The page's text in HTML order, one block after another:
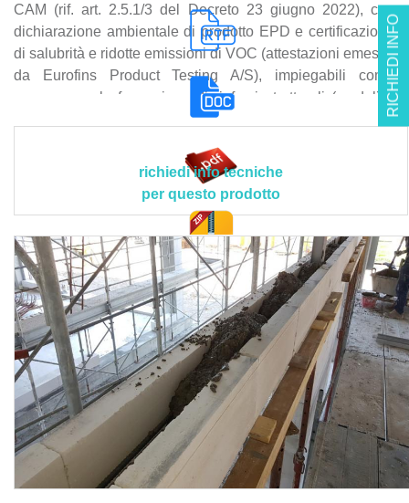
RICHIEDI INFO
CAM (rif. art. 2.5.1/3 del Decreto 23 giugno 2022), con
dichiarazione ambientale di prodotto EPD e certificazione
di salubrità e ridotte emissioni di VOC (attestazioni emesse
da Eurofins Product Testing A/S), impiegabili come
cassero per la formazione di rinforzi strutturali (cordoli e
travetti in c.a. della sezione 100 x 190 mm), privi di
di loro verticalmente con stesura di strato sottile di
malta/collante speciale INCOLLARASA a prestazione
Il prodotto deve rispettare le seguenti caratteristiche
tecniche peculiari: Blocco >> Spessore: 200 mm (± 2 mm);
lunghezza: 600 mm (± 3 mm); altezza: 250 mm (± 2 mm);
spessore interno per cordolo in c.a.: 100 mm; altezza
interna per cordolo in c.a.: 190 mm EN 772-16; reazione al
fuoco (euroclasse): A1 (EN 771-4 p.to 5.11); massa
volumica a secco: 480 ± 50 kg/m³ (EN 772-13); peso
elemento a secco: 8,9 ± 5% kg; resistenza a compressione
cubica (fbk): ≥ 3,1 N/mm² (cat. I - EN 772-1); conducibilità
termica a secco (λ10,dry,unit.): 0,110 W/mK (EN 12667);
calore specifico (c): 1,0 kJ/kgK; coefficiente di resistenza
alla diffusione del vapore acqueo (µ): 5/10 (EN 1745 tab.
A.10); permeabilità al vapore acqueo (δa): 32 x 10-12
doc. tec.
richiedi info tecniche
per questo prodotto